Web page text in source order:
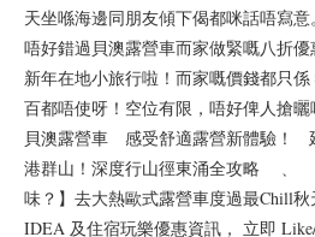
天坐喺海邊同朋友傾下偈都咪話唔寫
唔好錯過貝澳露營車而家做緊嘅八折
新年在地小旅行啦！而家嘅價錢都只
百都唔使呀！空位有限，唔好俾人搶
貝澳露營車 感受舒適露營新體驗！
港群山！深度行山徑東涌全攻略 ﹑
味？】去大熱歐式露營車度過最Chill
IDEA 及住宿玩樂優惠資訊， 立即